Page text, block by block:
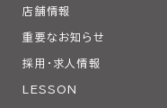
店舗情報
重要なお知らせ
採用・求人情報
LESSON